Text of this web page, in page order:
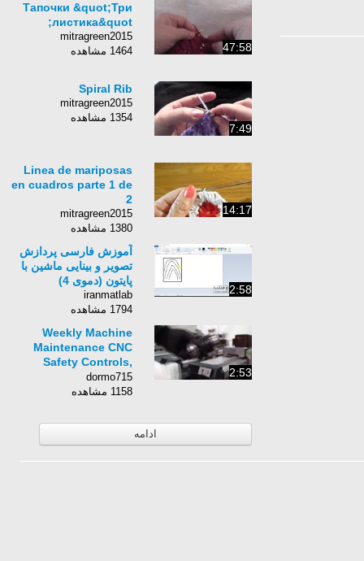
47:58
Тапочки &quot;Три
листика&quot;
mitragreen2015
1464 مشاهده
7:49
Spiral Rib
mitragreen2015
1354 مشاهده
14:17
Linea de mariposas
en cuadros parte 1 de
mitragreen2015
1380 مشاهده
2:58
آموزش فارسی پردازش
تصویر و بینایی ماشین با
پایتون (دموی 4)
iranmatlab
1794 مشاهده
2:53
Weekly Machine
Maintenance CNC
Safety Controls,
Electrospindle
Checkup
dormo715
1158 مشاهده
ادامه